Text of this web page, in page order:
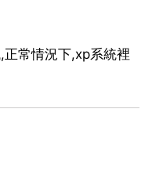
常情況下,xp系統裡